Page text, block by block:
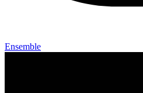
Ensemble